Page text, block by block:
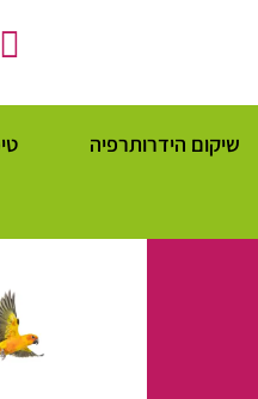
שיקום הידרותרפיה